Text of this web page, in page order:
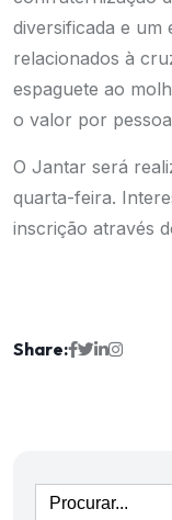
diversificada e um
relacionados à
espaguete ao
o valor por
O Jantar será
quarta-feira.
inscrição através
Share: